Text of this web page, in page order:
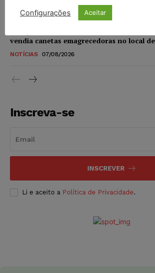
vendia canetas emagrecedoras no local
NOTÍCIAS 07/08/2026
Inscreva-se
INSCREVER
Li e aceito a Política de Privacidade.
Configurações Aceitar